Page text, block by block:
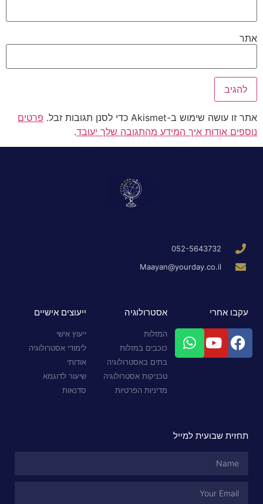
אתר
אתר זו עושה שימוש ב-Akismet כדי לסנן תגובות זבל.
פרטים
נוספים אודות איך המידע מהתגובה שלך יעובד.
052-5643732
Maayan@yourday.co.il
עקבו אחרי אסטרולוגיה
המזלות
כוכבים במזלות
בתים באסטרולוגיה
טכניקות אסטרולוגיה
מדיניות הפרטיות
ייעוצים אישיים
ייעוץ אישי
לימודי אסטרולוגיה
אודותי
שיעור לדוגמא
סדנאות
תחזית שבועית למייל